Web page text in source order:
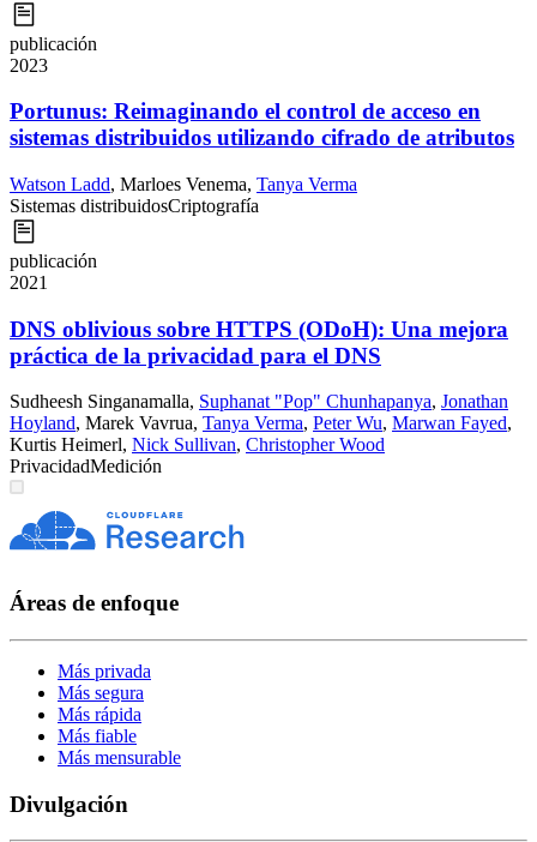
publicación
2023
Portunus: Reimaginando el control de acceso en
sistemas distribuidos utilizando cifrado de atributos
Watson Ladd, Marloes Venema, Tanya Verma
Sistemas distribuidosCriptografía
publicación
2021
DNS oblivious sobre HTTPS (ODoH): Una mejora
práctica de la privacidad para el DNS
Sudheesh Singanamalla, Suphanat "Pop" Chunhapanya, Jonathan
Hoyland, Marek Vavrua, Tanya Verma, Peter Wu, Marwan Fayed,
Kurtis Heimerl, Nick Sullivan, Christopher Wood
PrivacidadMedición
Áreas de enfoque
Más privada
Más segura
Más rápida
Más fiable
Más mensurable
Divulgación